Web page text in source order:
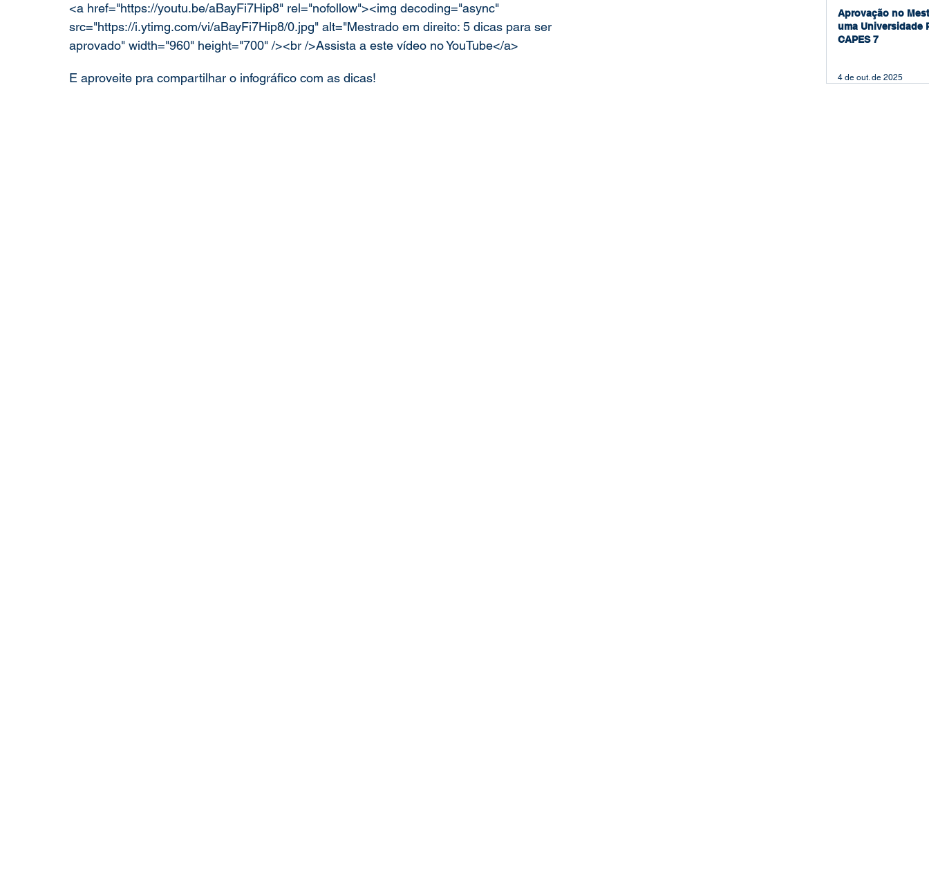
<a href="https://youtu.be/aBayFi7Hip8" rel="nofollow"><img decoding="async"
src="https://i.ytimg.com/vi/aBayFi7Hip8/0.jpg" alt="Mestrado em direito: 5 dicas para ser
aprovado" width="960" height="700" /><br />Assista a este vídeo no YouTube</a>
E aproveite pra compartilhar o infográfico com as dicas!
Aprovação no
uma Universidade
CAPES 7
4 de out. de 2025